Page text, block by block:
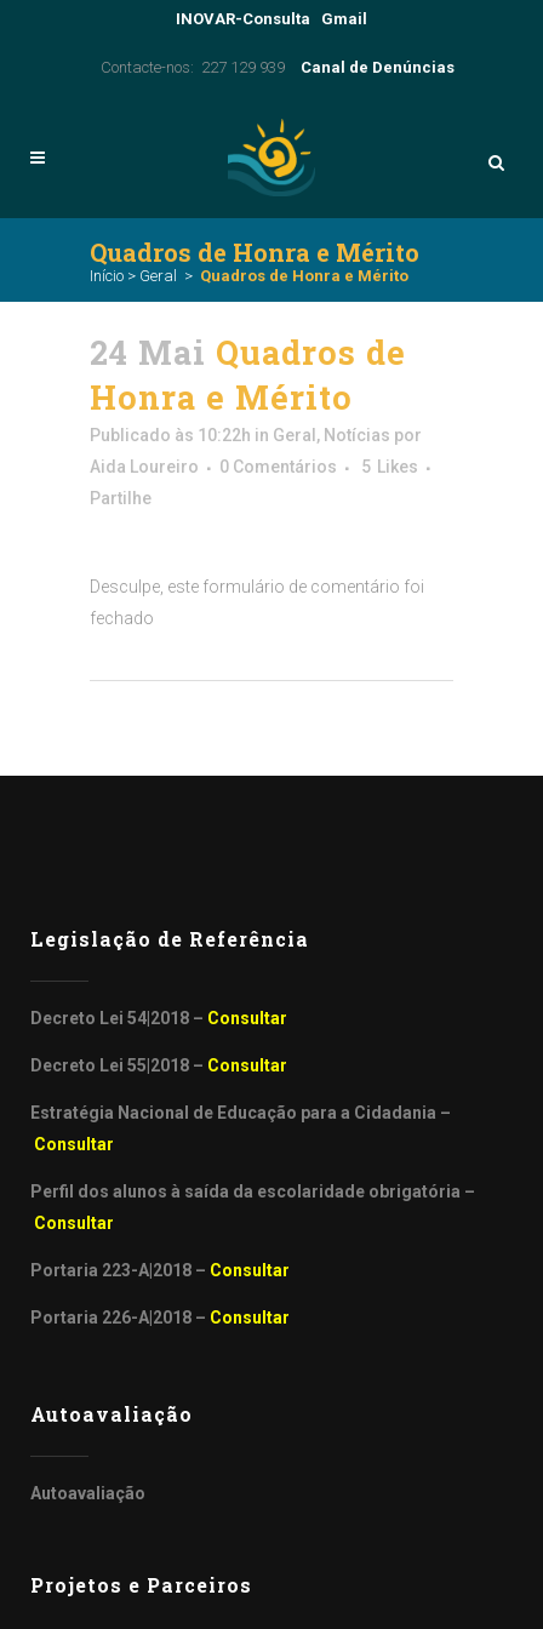
INOVAR-Consulta Gmail
Contacte-nos: 227 129 939 Canal de Denúncias
Quadros de Honra e Mérito
Início > Geral > Quadros de Honra e Mérito
24 Mai Quadros de
Honra e Mérito
Publicado às 10:22h in Geral , Notícias por
Aida Loureiro
0 Comentários 5 Likes
Partilhe
Desculpe, este formulário de comentário foi
fechado
Legislação de Referência
Decreto Lei 54|2018 – Consultar
Decreto Lei 55|2018 – Consultar
Estratégia Nacional de Educação para a Cidadania –
Consultar
Perfil dos alunos à saída da escolaridade obrigatória –
Consultar
Portaria 223-A|2018 – Consultar
Portaria 226-A|2018 – Consultar
Autoavaliação
Autoavaliação
Projetos e Parceiros